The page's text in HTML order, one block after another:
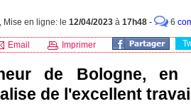
Mise en ligne: le 12/04/2023 à 17h48 - 6
Email Imprimer
de Bologne, en
de l'excellent